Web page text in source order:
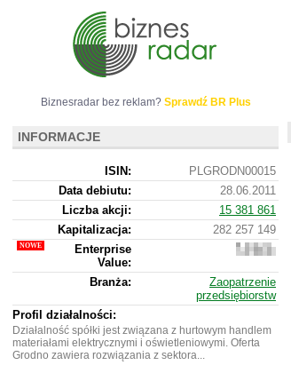
Biznesradar bez reklam? Sprawdź BR Plus
INFORMACJE
ISIN:
PLGRODN00015
Data debiutu:
28.06.2011
Liczba akcji:
15 381 861
Kapitalizacja:
282 257 149
Enterprise
Value:
149
Branża:
Zaopatrzenie
przedsiębiorstw
Profil działalności:
Działalność spółki jest związana z hurtowym handlem
materiałami elektrycznymi i oświetleniowymi. Oferta
Grodno zawiera rozwiązania z sektora...